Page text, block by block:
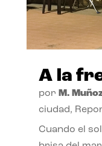
A la
por M.
ciudad,
Cuando el